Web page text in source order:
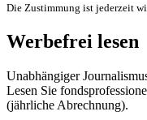
Die Zustimmung ist jederzeit
Werbefrei lesen
Unabhängiger
Lesen Sie
(jährliche Abrechnung).